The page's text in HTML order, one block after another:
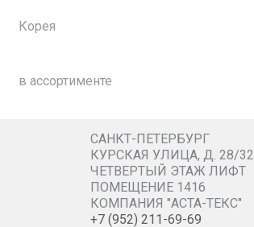
Корея
в ассортименте
САНКТ-ПЕТЕРБУРГ
КУРСКАЯ УЛИЦА, Д. 28/32
ЧЕТВЕРТЫЙ ЭТАЖ ЛИФТ
ПОМЕЩЕНИЕ 1416
КОМПАНИЯ "АСТА-ТЕКС"
+7 (952) 211-69-69